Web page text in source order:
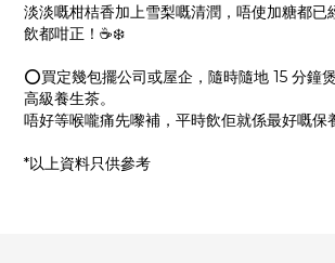
淡淡嘅柑桔香加上雪梨嘅清潤，唔使加糖都已
飲都咁正！☕❄️
⭕️買定幾包擺公司或屋企，隨時隨地 15 分鐘
高級養生茶。
唔好等喉嚨痛先嚟補，平時飲佢就係最好嘅保
*以上資料只供參考